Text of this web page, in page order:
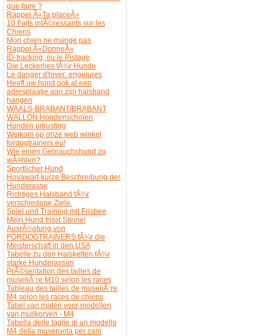
que faire ?
Rappel Â«Ta placeÂ»
10 Faits intÃ©ressants sur les
Chiens
Mon chien ne mange pas
Rappel Â«DonneÂ»
ID-tracking, ou le Pistage
Die Leckerlies fÃ¼r Hunde
Le danger d'hiver: engelures
Heeft uw hond ook al een
adresplaatje aan zijn halsband
hangen
WAALS-BRABANT/BRABANT
WALLON Hondenscholen
Honden uitrusting
Welkom op onze web winkel
fordogtrainers.eu!
Wie einen Gebrauchshund zu
wÃ¤hlen?
Sportlicher Hund
Hovawart-kurze Beschreibung der
Hunderasse
Richtiges Halsband fÃ¼r
verschiedene Ziele.
Spiel und Training mit Frisbee
Mein Hund frisst Steine!
AusrÃ¼stung von
FORDOGTRAINERS fÃ¼r die
Meisterschaft in den USA
Tabelle zu den Halsketten fÃ¼r
starke Hunderassen
PrÃ©sentation des tailles de
museliÃ¨re M10 selon les races
Tableau des tailles de museliÃ¨re
M4 selon les races de chiens
Tabel van maten voor modellen
van muilkorven - M4
Tabella delle taglie di un modello
M4 della museruola per cani